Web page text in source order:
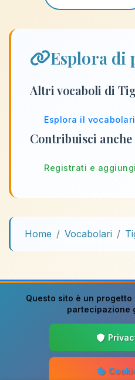
Esplora di
Altri vocaboli di
Esplora il
Contribuisci anche
Registrati e
Home Vocabolari
Questo sito è un progetto
partecipazione